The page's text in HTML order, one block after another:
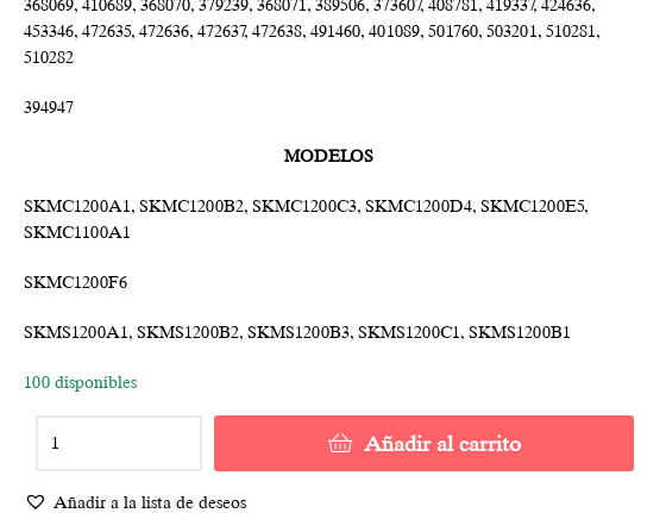
368069, 410689, 368070, 379239, 368071, 389506, 373607, 408781, 419337, 424636,
453346, 472635, 472636, 472637, 472638, 491460, 401089, 501760, 503201, 510281,
510282
394947
MODELOS
SKMC1200A1, SKMC1200B2, SKMC1200C3, SKMC1200D4, SKMC1200E5,
SKMC1100A1
SKMC1200F6
SKMS1200A1, SKMS1200B2, SKMS1200B3, SKMS1200C1, SKMS1200B1
100 disponibles
Añadir al carrito
Añadir a la lista de deseos